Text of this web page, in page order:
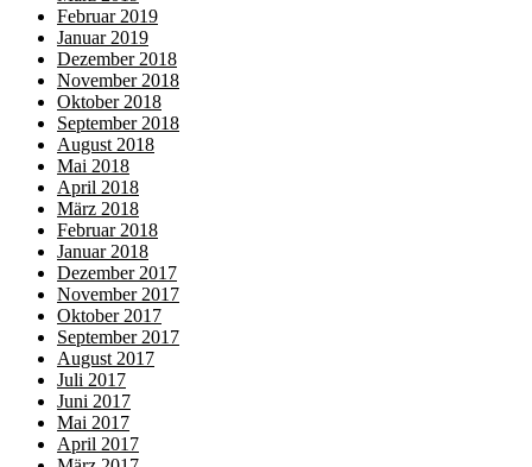
Februar 2019
Januar 2019
Dezember 2018
November 2018
Oktober 2018
September 2018
August 2018
Mai 2018
April 2018
März 2018
Februar 2018
Januar 2018
Dezember 2017
November 2017
Oktober 2017
September 2017
August 2017
Juli 2017
Juni 2017
Mai 2017
April 2017